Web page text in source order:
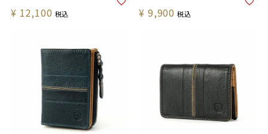
¥ 12,100 税込 ¥ 9,900 税込